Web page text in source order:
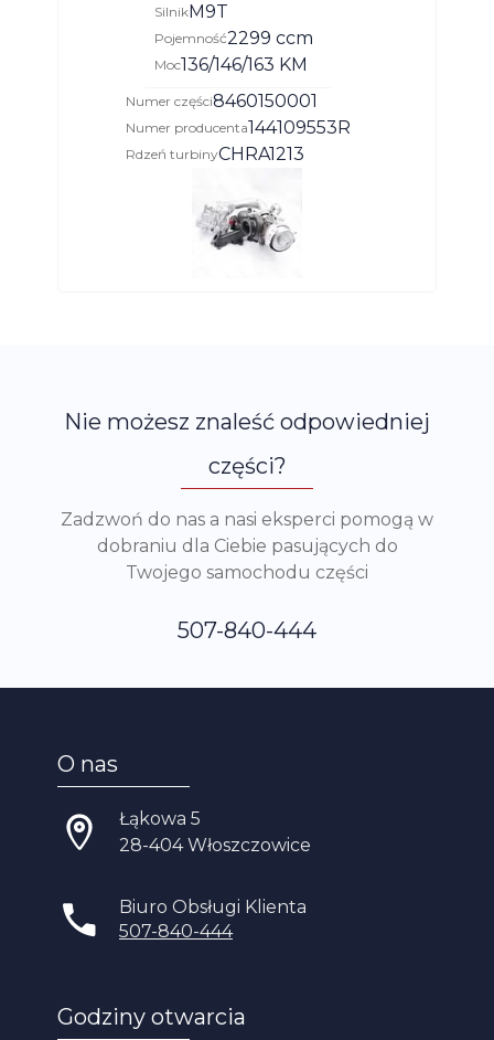
Silnik M9T
Pojemność2299 ccm
Moc136/146/163 KM
Numer części8460150001
Numer producenta144109553R
Rdzeń turbinyCHRA1213
Nie możesz znaleść odpowiedniej
części?
Zadzwoń do nas a nasi eksperci pomogą w
dobraniu dla Ciebie pasujących do
Twojego samochodu części
507-840-444
O nas
Łąkowa 5
28-404 Włoszczowice
Biuro Obsługi Klienta
507-840-444
Godziny otwarcia